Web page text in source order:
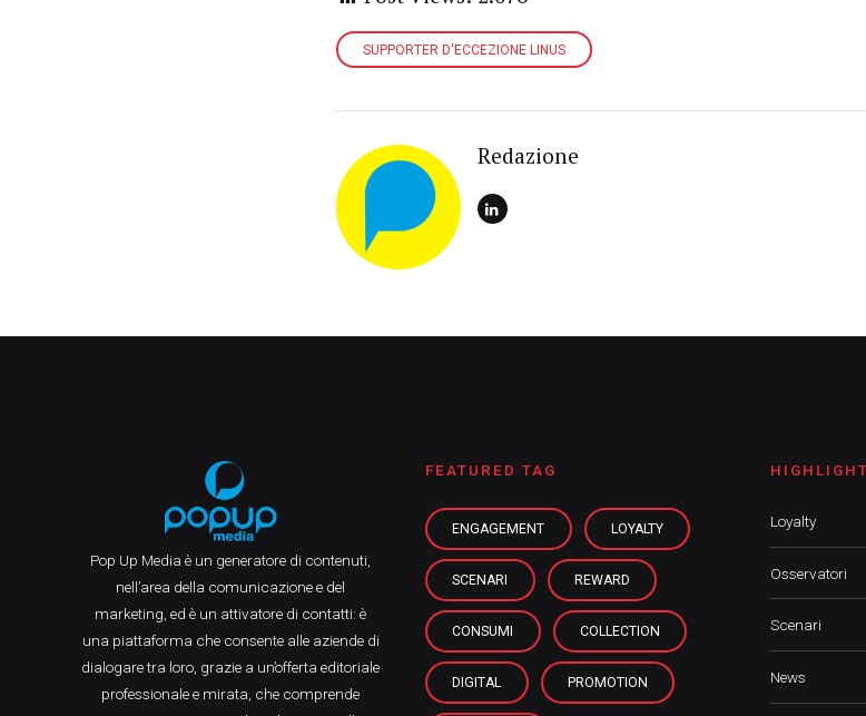
SUPPORTER D'ECCEZIONE LINUS
Redazione
Pop Up Media è un generatore di contenuti,
nell’area della comunicazione e del
marketing, ed è un attivatore di contatti: è
una piattaforma che consente alle aziende di
dialogare tra loro, grazie a un’offerta editoriale
professionale e mirata, che comprende
FEATURED TAG
ENGAGEMENT LOYALTY
SCENARI REWARD
CONSUMI COLLECTION
DIGITAL PROMOTION
HIGHLIGHT
Loyalty
Osservatori
Scenari
News